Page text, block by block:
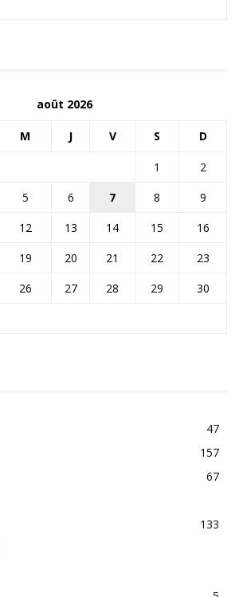
août 2026
M J V S D
1
2
5 6 7 8
9
12 13 14 15
16
19 20 21 22
23
26 27 28 29
30
47
157
67
133